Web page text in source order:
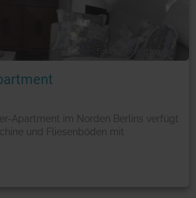
Foto: © booking.com
Apartment im Norden Berlins verfügt
und Fliesenböden mit